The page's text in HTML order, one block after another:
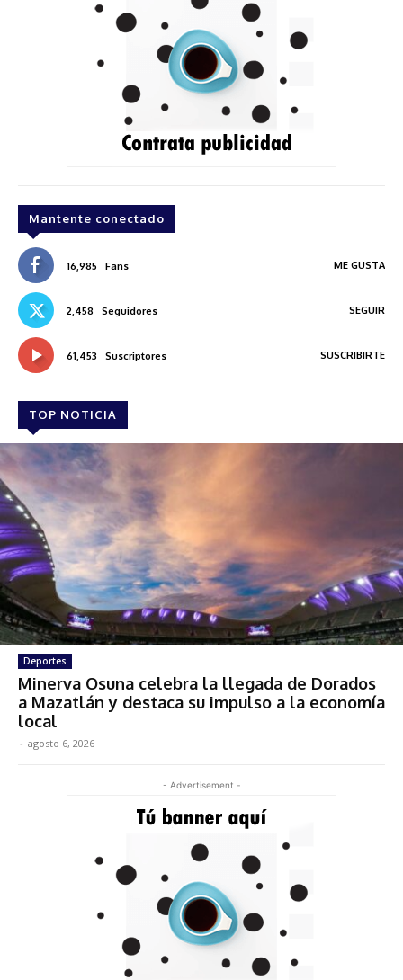
Mantente conectado
16,985 Fans ME GUSTA
2,458 Seguidores SEGUIR
61,453 Suscriptores SUSCRIBIRTE
TOP NOTICIA
Deportes
Minerva Osuna celebra la llegada de Dorados
a Mazatlán y destaca su impulso a la economía
local
- agosto 6, 2026
- Advertisement -